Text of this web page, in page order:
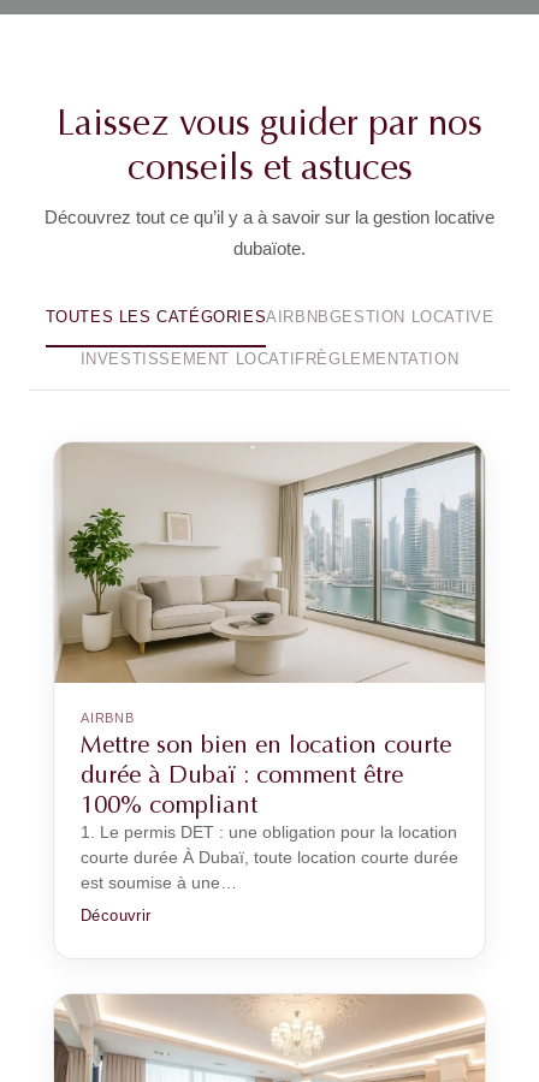
Laissez vous guider par nos
conseils et astuces
Découvrez tout ce qu’il y a à savoir sur la gestion locative
dubaïote.
TOUTES LES CATÉGORIESAIRBNBGESTION LOCATIVE
INVESTISSEMENT LOCATIF RÈGLEMENTATION
AIRBNB
Mettre son bien en location courte
durée à Dubaï : comment être
100% compliant
1. Le permis DET : une obligation pour la location
courte durée À Dubaï, toute location courte durée
est soumise à une…
Découvrir